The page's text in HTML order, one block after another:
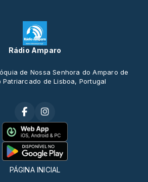
Rádio Amparo
de Nossa Senhora do Amparo de
Patriarcado de Lisboa, Portugal
PÁGINA INICIAL